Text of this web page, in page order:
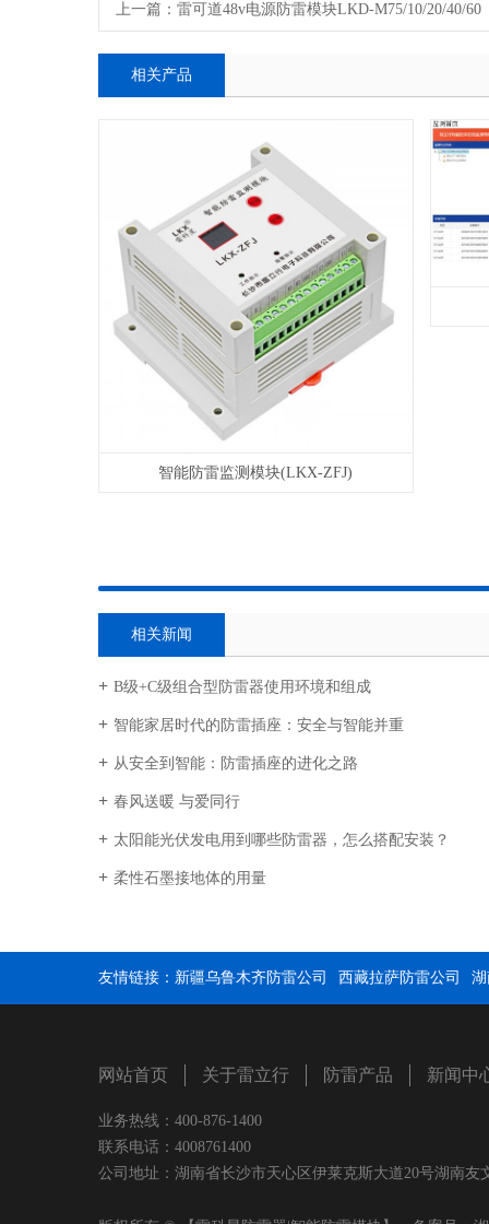
上一篇： 雷可道48v电源防雷模块LKD-M75/10/20/40/60
相关产品
智能防雷监测模块(LKX-ZFJ)
相关新闻
B级+C级组合型防雷器使用环境和组成
智能家居时代的防雷插座：安全与智能并重
从安全到智能：防雷插座的进化之路
春风送暖 与爱同行
太阳能光伏发电用到哪些防雷器，怎么搭配安装？
柔性石墨接地体的用量
友情链接： 新疆乌鲁木齐防雷公司 西藏拉萨防雷公司
网站首页 关于雷立行 防雷产品 新闻中
业务热线：400-876-1400
联系电话：4008761400
公司地址：湖南省长沙市天心区伊莱克斯大道20号湖南